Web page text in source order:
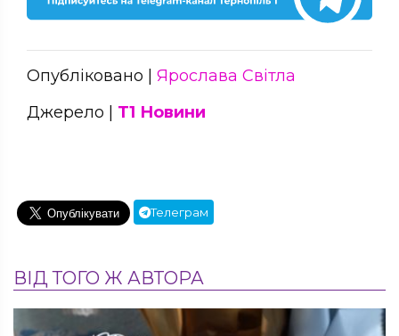
Опубліковано | Ярослава Світла
Джерело | Т1 Новини
Телеграм
ВІД ТОГО Ж АВТОРА